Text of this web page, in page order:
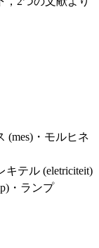
(mes)・モルヒネ
テル (eletriciteit)
・ランプ